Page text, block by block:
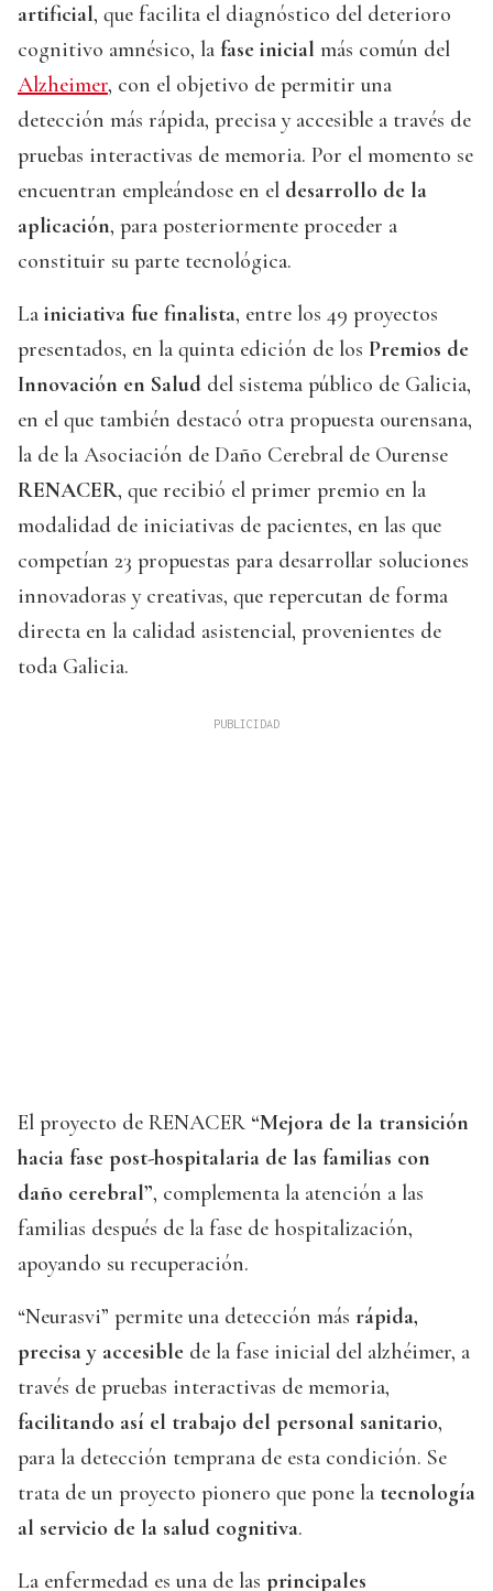
artificial, que facilita el diagnóstico del deterioro
cognitivo amnésico, la fase inicial más común del
Alzheimer, con el objetivo de permitir una
detección más rápida, precisa y accesible a través de
pruebas interactivas de memoria. Por el momento se
encuentran empleándose en el desarrollo de la
aplicación, para posteriormente proceder a
constituir su parte tecnológica.
La iniciativa fue finalista, entre los 49 proyectos
presentados, en la quinta edición de los Premios de
Innovación en Salud del sistema público de Galicia,
en el que también destacó otra propuesta ourensana,
la de la Asociación de Daño Cerebral de Ourense
RENACER, que recibió el primer premio en la
modalidad de iniciativas de pacientes, en las que
competían 23 propuestas para desarrollar soluciones
innovadoras y creativas, que repercutan de forma
directa en la calidad asistencial, provenientes de
toda Galicia.
El proyecto de RENACER “Mejora de la transición
hacia fase post-hospitalaria de las familias con
daño cerebral”, complementa la atención a las
familias después de la fase de hospitalización,
apoyando su recuperación.
“Neurasvi” permite una detección más rápida,
precisa y accesible de la fase inicial del alzhéimer, a
través de pruebas interactivas de memoria,
facilitando así el trabajo del personal sanitario,
para la detección temprana de esta condición. Se
trata de un proyecto pionero que pone la tecnología
al servicio de la salud cognitiva.
La enfermedad es una de las principales